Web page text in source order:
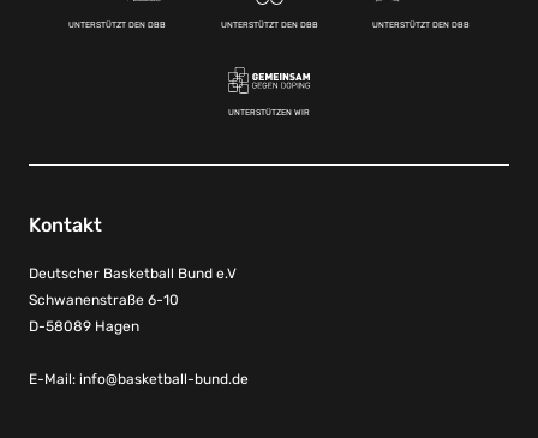
UNTERSTÜTZT DEN DBB UNTERSTÜTZT DEN DBB UNTERSTÜTZT DEN DBB
UNTERSTÜTZEN WIR
Kontakt
Deutscher Basketball Bund e.V
Schwanenstraße 6-10
D-58089 Hagen
E-Mail: info@basketball-bund.de